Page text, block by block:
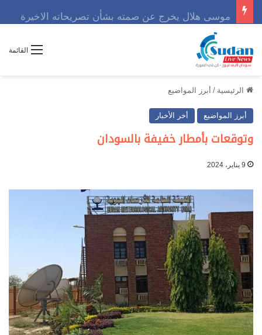
موسى هلال يخرج عن صمته بشأن تصريحاته الاخيرة
القائمة
الرئيسية / أبرز المواضيع
أبرز المواضيع أخر الأخبار
وتوقعات بأمطار خفيفة بالسودان
9 يناير، 2024